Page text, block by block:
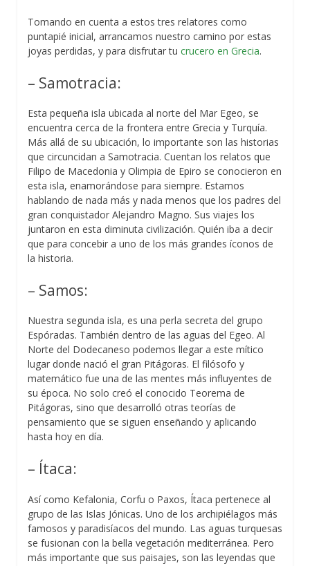
Tomando en cuenta a estos tres relatores como
puntapié inicial, arrancamos nuestro camino por estas
joyas perdidas, y para disfrutar tu crucero en Grecia.
– Samotracia:
Esta pequeña isla ubicada al norte del Mar Egeo, se
encuentra cerca de la frontera entre Grecia y Turquía.
Más allá de su ubicación, lo importante son las historias
que circuncidan a Samotracia. Cuentan los relatos que
Filipo de Macedonia y Olimpia de Epiro se conocieron en
esta isla, enamorándose para siempre. Estamos
hablando de nada más y nada menos que los padres del
gran conquistador Alejandro Magno. Sus viajes los
juntaron en esta diminuta civilización. Quién iba a decir
que para concebir a uno de los más grandes íconos de
la historia.
– Samos:
Nuestra segunda isla, es una perla secreta del grupo
Espóradas. También dentro de las aguas del Egeo. Al
Norte del Dodecaneso podemos llegar a este mítico
lugar donde nació el gran Pitágoras. El filósofo y
matemático fue una de las mentes más influyentes de
su época. No solo creó el conocido Teorema de
Pitágoras, sino que desarrolló otras teorías de
pensamiento que se siguen enseñando y aplicando
hasta hoy en día.
– Ítaca:
Así como Kefalonia, Corfu o Paxos, Ítaca pertenece al
grupo de las Islas Jónicas. Uno de los archipiélagos más
famosos y paradisíacos del mundo. Las aguas turquesas
se fusionan con la bella vegetación mediterránea. Pero
más importante que sus paisajes, son las leyendas que